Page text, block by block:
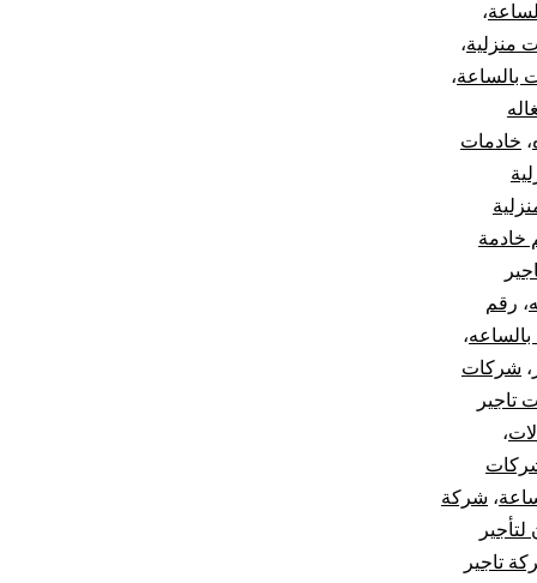
،
منزلية،
بالساعة،
، خادمات
خادمة
، رقم
،
، شركات
تاجير
،
، شركة
تاجير